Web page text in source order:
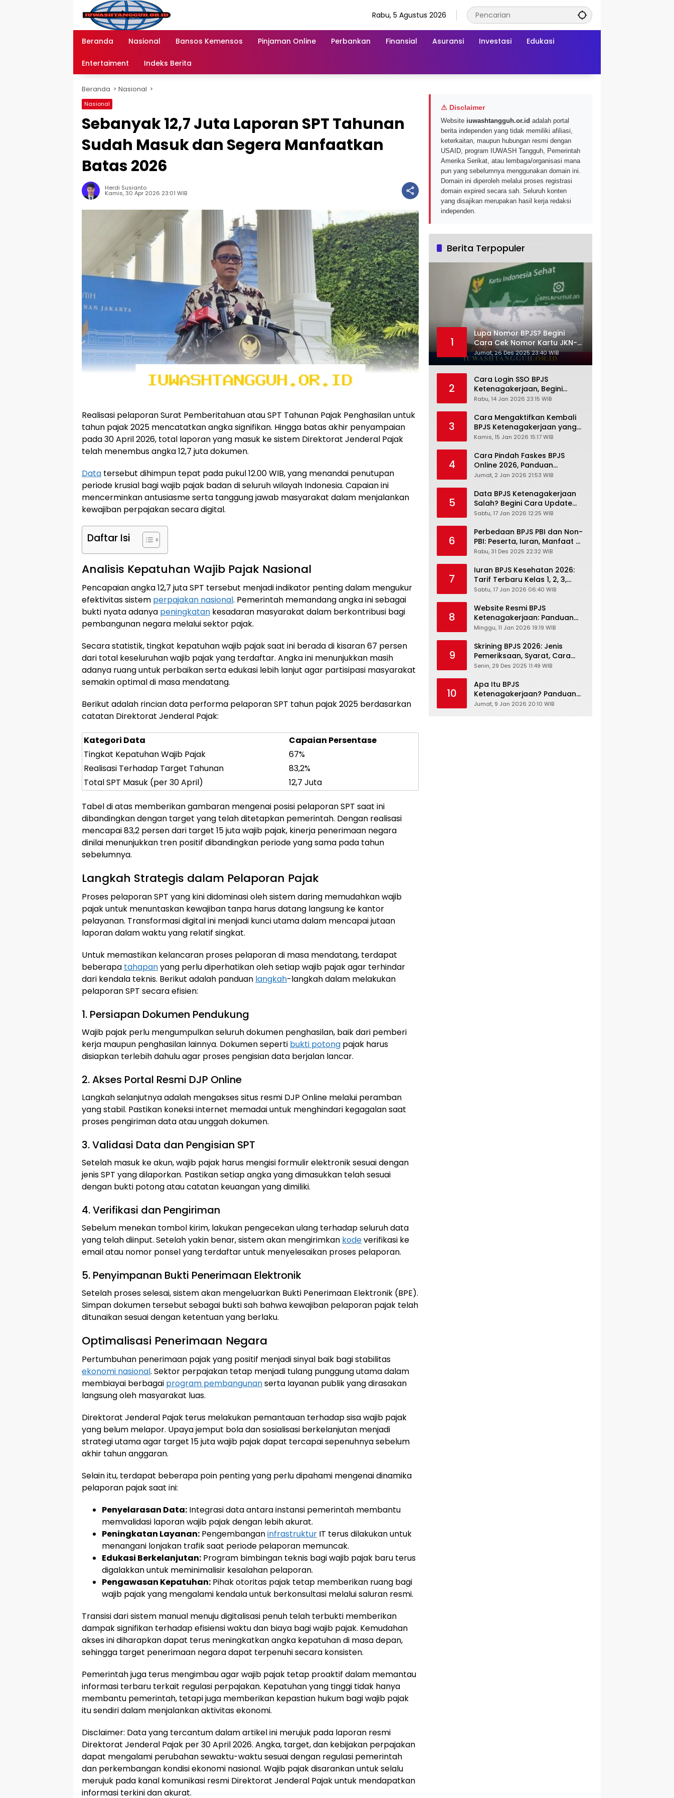
Rabu, 5 Agustus 2026
Beranda Nasional Bansos Kemensos Pinjaman Online Perbankan Finansial Asuransi Investasi Edukasi
Entertaiment Indeks Berita
Beranda Nasional
Nasional
Sebanyak 12,7 Juta Laporan SPT Tahunan
Sudah Masuk dan Segera Manfaatkan
Batas 2026
Herdi Susianto
Kamis, 30 Apr 2026 23:01 WIB
Realisasi pelaporan Surat Pemberitahuan atau SPT Tahunan Pajak Penghasilan untuk
tahun pajak 2025 mencatatkan angka signifikan. Hingga batas akhir penyampaian
pada 30 April 2026, total laporan yang masuk ke sistem Direktorat Jenderal Pajak
telah menembus angka 12,7 juta dokumen.
Data tersebut dihimpun tepat pada pukul 12.00 WIB, yang menandai penutupan
periode krusial bagi wajib pajak badan di seluruh wilayah Indonesia. Capaian ini
mencerminkan antusiasme serta tanggung jawab masyarakat dalam menjalankan
kewajiban perpajakan secara digital.
Daftar Isi
Analisis Kepatuhan Wajib Pajak Nasional
Pencapaian angka 12,7 juta SPT tersebut menjadi indikator penting dalam mengukur
efektivitas sistem perpajakan nasional. Pemerintah memandang angka ini sebagai
bukti nyata adanya peningkatan kesadaran masyarakat dalam berkontribusi bagi
pembangunan negara melalui sektor pajak.
Secara statistik, tingkat kepatuhan wajib pajak saat ini berada di kisaran 67 persen
dari total keseluruhan wajib pajak yang terdaftar. Angka ini menunjukkan masih
adanya ruang untuk perbaikan serta edukasi lebih lanjut agar partisipasi masyarakat
semakin optimal di masa mendatang.
Berikut adalah rincian data performa pelaporan SPT tahun pajak 2025 berdasarkan
catatan Direktorat Jenderal Pajak:
Kategori Data
Capaian Persentase
Tingkat Kepatuhan Wajib Pajak
67%
Realisasi Terhadap Target Tahunan
83,2%
Total SPT Masuk (per 30 April)
12,7 Juta
Tabel di atas memberikan gambaran mengenai posisi pelaporan SPT saat ini
dibandingkan dengan target yang telah ditetapkan pemerintah. Dengan realisasi
mencapai 83,2 persen dari target 15 juta wajib pajak, kinerja penerimaan negara
dinilai menunjukkan tren positif dibandingkan periode yang sama pada tahun
sebelumnya.
Langkah Strategis dalam Pelaporan Pajak
Proses pelaporan SPT yang kini didominasi oleh sistem daring memudahkan wajib
pajak untuk menuntaskan kewajiban tanpa harus datang langsung ke kantor
pelayanan. Transformasi digital ini menjadi kunci utama dalam mencapai jutaan
laporan dalam waktu yang relatif singkat.
Untuk memastikan kelancaran proses pelaporan di masa mendatang, terdapat
beberapa tahapanyang perlu diperhatikan oleh setiap wajib pajak agar terhindar
dari kendala teknis. Berikut adalah panduan langkah-langkah dalam melakukan
pelaporan SPT secara efisien:
1. Persiapan Dokumen Pendukung
Wajib pajak perlu mengumpulkan seluruh dokumen penghasilan, baik dari pemberi
kerja maupun penghasilan lainnya. Dokumen seperti bukti potong pajak harus
disiapkan terlebih dahulu agar proses pengisian data berjalan lancar.
2. Akses Portal Resmi DJP Online
Langkah selanjutnya adalah mengakses situs resmi DJP Online melalui peramban
yang stabil. Pastikan koneksi internet memadai untuk menghindari kegagalan saat
proses pengiriman data atau unggah dokumen.
3. Validasi Data dan Pengisian SPT
Setelah masuk ke akun, wajib pajak harus mengisi formulir elektronik sesuai dengan
jenis SPT yang dilaporkan. Pastikan setiap angka yang dimasukkan telah sesuai
dengan bukti potong atau catatan keuangan yang dimiliki.
4. Verifikasi dan Pengiriman
Sebelum menekan tombol kirim, lakukan pengecekan ulang terhadap seluruh data
yang telah diinput. Setelah yakin benar, sistem akan mengirimkan kodeverifikasi ke
email atau nomor ponsel yang terdaftar untuk menyelesaikan proses pelaporan.
5. Penyimpanan Bukti Penerimaan Elektronik
Setelah proses selesai, sistem akan mengeluarkan Bukti Penerimaan Elektronik (BPE).
Simpan dokumen tersebut sebagai bukti sah bahwa kewajiban pelaporan pajak telah
ditunaikan sesuai dengan ketentuan yang berlaku.
Optimalisasi Penerimaan Negara
Pertumbuhan penerimaan pajak yang positif menjadi sinyal baik bagi stabilitas
ekonomi nasional. Sektor perpajakan tetap menjadi tulang punggung utama dalam
membiayai berbagai program pembangunanserta layanan publik yang dirasakan
langsung oleh masyarakat luas.
Direktorat Jenderal Pajak terus melakukan pemantauan terhadap sisa wajib pajak
yang belum melapor. Upaya jemput bola dan sosialisasi berkelanjutan menjadi
strategi utama agar target 15 juta wajib pajak dapat tercapai sepenuhnya sebelum
akhir tahun anggaran.
Selain itu, terdapat beberapa poin penting yang perlu dipahami mengenai dinamika
pelaporan pajak saat ini:
Penyelarasan Data: Integrasi data antara instansi pemerintah membantu
memvalidasi laporan wajib pajak dengan lebih akurat.
Peningkatan Layanan: Pengembanganinfrastruktur IT terus dilakukan untuk
menangani lonjakan trafik saat periode pelaporan memuncak.
Edukasi Berkelanjutan: Program bimbingan teknis bagi wajib pajak baru terus
digalakkan untuk meminimalisir kesalahan pelaporan.
Pengawasan Kepatuhan: Pihak otoritas pajak tetap memberikan ruang bagi
wajib pajak yang mengalami kendala untuk berkonsultasi melalui saluran resmi.
Transisi dari sistem manual menuju digitalisasi penuh telah terbukti memberikan
dampak signifikan terhadap efisiensi waktu dan biaya bagi wajib pajak. Kemudahan
akses ini diharapkan dapat terus meningkatkan angka kepatuhan di masa depan,
sehingga target penerimaan negara dapat terpenuhi secara konsisten.
Pemerintah juga terus mengimbau agar wajib pajak tetap proaktif dalam memantau
informasi terbaru terkait regulasi perpajakan. Kepatuhan yang tinggi tidak hanya
membantu pemerintah, tetapi juga memberikan kepastian hukum bagi wajib pajak
itu sendiri dalam menjalankan aktivitas ekonomi.
Disclaimer: Data yang tercantum dalam artikel ini merujuk pada laporan resmi
Direktorat Jenderal Pajak per 30 April 2026. Angka, target, dan kebijakan perpajakan
dapat mengalami perubahan sewaktu-waktu sesuai dengan regulasi pemerintah
dan perkembangan kondisi ekonomi nasional. Wajib pajak disarankan untuk selalu
merujuk pada kanal komunikasi resmi Direktorat Jenderal Pajak untuk mendapatkan
informasi terkini dan akurat.
⚠ Disclaimer
Website iuwashtangguh.or.id adalah portal
berita independen yang tidak memiliki afiliasi,
keterkaitan, maupun hubungan resmi dengan
USAID, program IUWASH Tangguh, Pemerintah
Amerika Serikat, atau lembaga/organisasi mana
pun yang sebelumnya menggunakan domain ini.
Domain ini diperoleh melalui proses registrasi
domain expired secara sah. Seluruh konten
yang disajikan merupakan hasil kerja redaksi
independen.
Berita Terpopuler
1
Lupa Nomor BPJS? Begini
Cara Cek Nomor Kartu JKN-
KIS dengan NIK KTP
Jumat, 26 Des 2025 23:40 WIB
2
Cara Login SSO BPJS
Ketenagakerjaan, Begini
Tutorial Lengkap dan
Rabu, 14 Jan 2026 23:15 WIB
3
Cara Mengaktifkan Kembali
BPJS Ketenagakerjaan yang
Nonaktif, Begini Panduan
Kamis, 15 Jan 2026 15:17 WIB
4
Cara Pindah Faskes BPJS
Online 2026, Panduan
Lengkap via Mobile JKN,
Cabang
Jumat, 2 Jan 2026 21:53 WIB
5
Data BPJS Ketenagakerjaan
Salah? Begini Cara Update
Rekening, Alamat, HP di JMO
Sabtu, 17 Jan 2026 12:25 WIB
6
Perbedaan BPJS PBI dan Non-
PBI: Peserta, Iuran, Manfaat &
Masa Berlaku Terbaru 2026
Rabu, 31 Des 2025 22:32 WIB
7
Iuran BPJS Kesehatan 2026:
Tarif Terbaru Kelas 1, 2, 3,
Cara Bayar, Denda &
JKN-KIS
Sabtu, 17 Jan 2026 06:40 WIB
8
Website Resmi BPJS
Ketenagakerjaan: Panduan
Lengkap Akses dan Fitur
Minggu, 11 Jan 2026 19:19 WIB
9
Skrining BPJS 2026: Jenis
Pemeriksaan, Syarat, Cara
Daftar & Cek Riwayat
Senin, 29 Des 2025 11:49 WIB
10
Apa Itu BPJS
Ketenagakerjaan? Panduan
Lengkap untuk Pekerja dan
Jumat, 9 Jan 2026 20:10 WIB